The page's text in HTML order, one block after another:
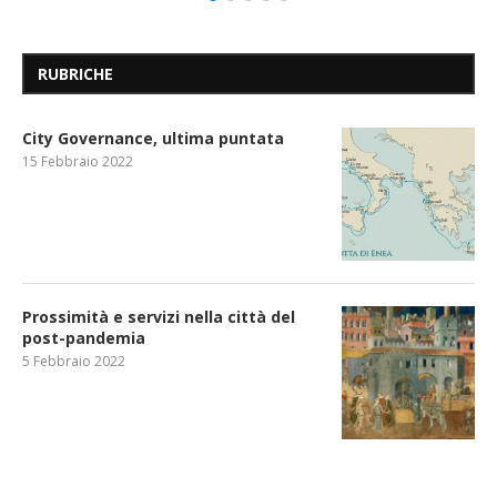
RUBRICHE
City Governance, ultima puntata
15 Febbraio 2022
Prossimità e servizi nella città del
post-pandemia
5 Febbraio 2022